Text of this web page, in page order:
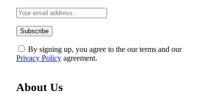
By signing up, you agree to the our terms and our
Privacy Policy agreement.
About Us